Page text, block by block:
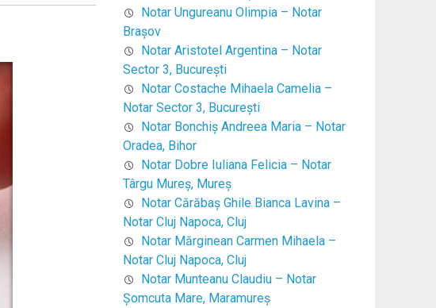
Notar Ungureanu Olimpia – Notar
Braşov
Notar Aristotel Argentina – Notar
Sector 3, Bucureşti
Notar Costache Mihaela Camelia –
Notar Sector 3, Bucureşti
Notar Bonchiş Andreea Maria – Notar
Oradea, Bihor
Notar Dobre Iuliana Felicia – Notar
Târgu Mureş, Mureş
Notar Cărăbaş Ghile Bianca Lavina –
Notar Cluj Napoca, Cluj
Notar Mărginean Carmen Mihaela –
Notar Cluj Napoca, Cluj
Notar Munteanu Claudiu – Notar
Şomcuta Mare, Maramureş